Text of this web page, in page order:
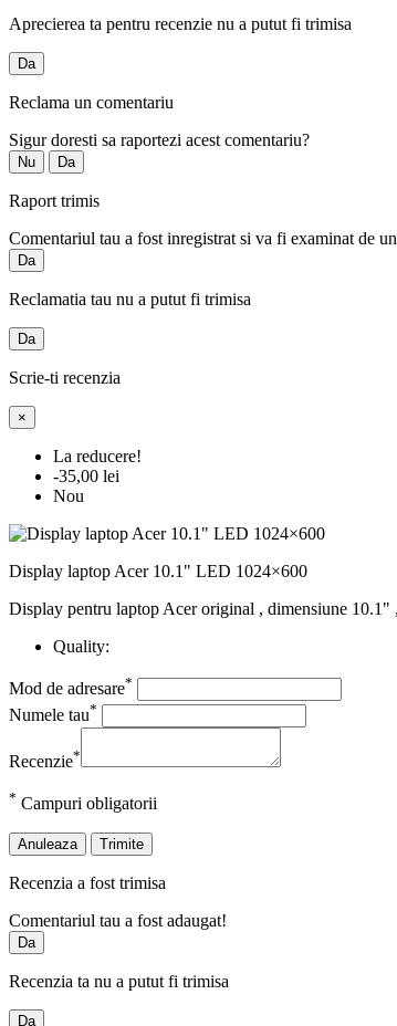
Aprecierea ta pentru recenzie nu a putut fi trimisa
Da
Reclama un comentariu
Sigur doresti sa raportezi acest comentariu?
Nu Da
Raport trimis
Comentariul tau a fost inregistrat si va fi examinat de
Da
Reclamatia tau nu a putut fi trimisa
Da
Scrie-ti recenzia
×
La reducere!
-35,00 lei
Nou
Display laptop Acer 10.1" LED 1024×600
Display pentru laptop Acer original , dimensiune
Quality:
Mod de adresare*
Numele tau*
Recenzie*
* Campuri obligatorii
Anuleaza Trimite
Recenzia a fost trimisa
Comentariul tau a fost adaugat!
Da
Recenzia ta nu a putut fi trimisa
Da